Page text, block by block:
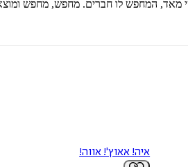
מאד, המחפש לו חברים. מחפש, מחפש
איה! אאוץ'! אווה!